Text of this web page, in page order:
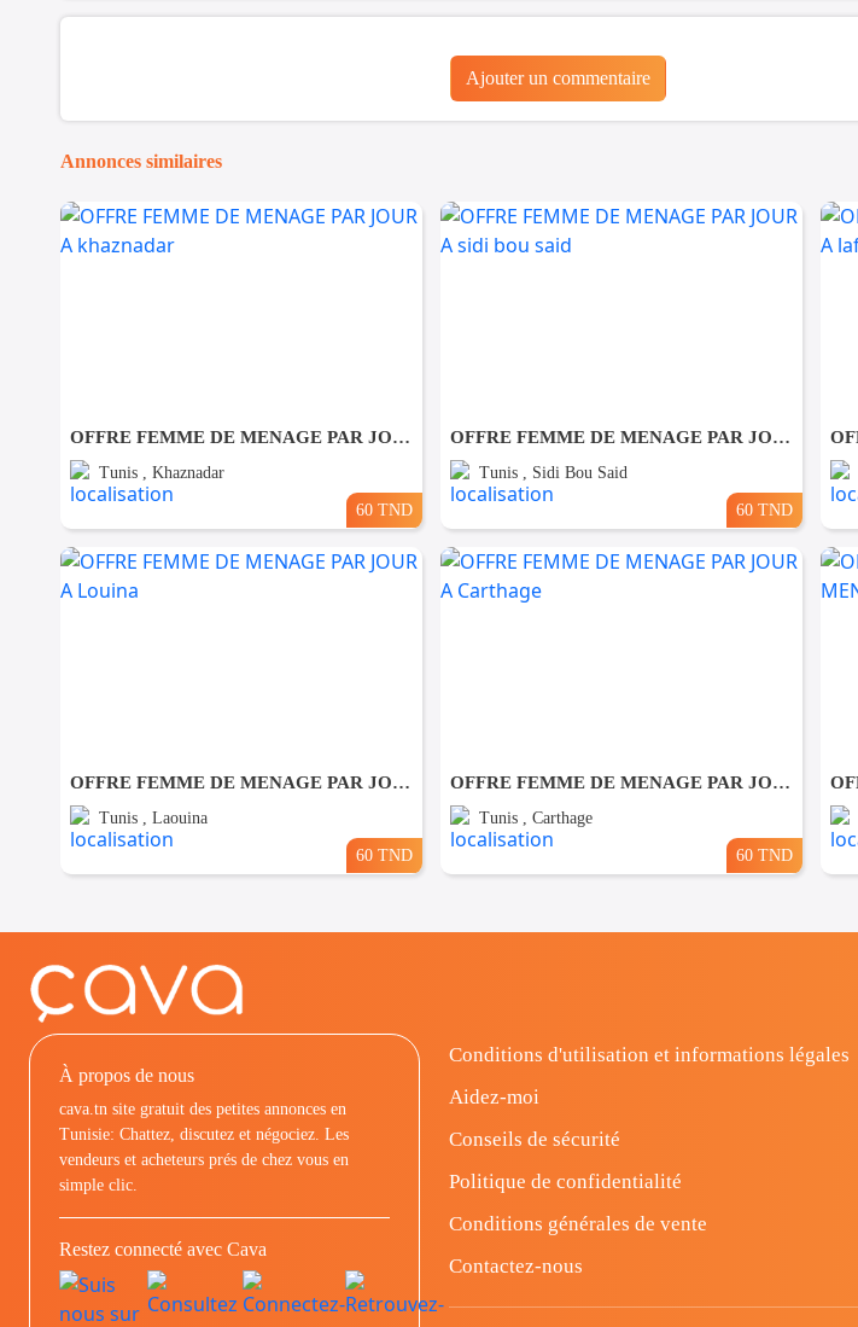
Ajouter un commentaire
Annonces similaires
OFFRE FEMME DE MENAGE PAR JOUR A khaznadar
Tunis , Khaznadar
60 TND
OFFRE FEMME DE MENAGE PAR JOUR A sidi bou said
Tunis , Sidi Bou Said
60 TND
OFFRE FEMME DE MENAGE PAR JOUR A Louina
Tunis , Laouina
60 TND
OFFRE FEMME DE MENAGE PAR JOUR A Carthage
Tunis , Carthage
60 TND
À propos de nous
cava.tn site gratuit des petites annonces en
Tunisie: Chattez, discutez et négociez. Les
vendeurs et acheteurs prés de chez vous en
simple clic.
Restez connecté avec Cava
Conditions d'utilisation et informations légales
Aidez-moi
Conseils de sécurité
Politique de confidentialité
Conditions générales de vente
Contactez-nous